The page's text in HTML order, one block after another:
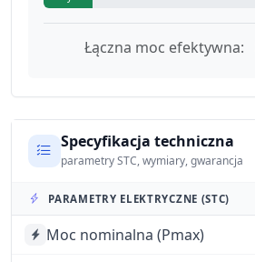
Łączna moc efektywna:
Specyfikacja techniczna
parametry STC, wymiary, gwarancja
PARAMETRY ELEKTRYCZNE (STC)
Moc nominalna (Pmax)